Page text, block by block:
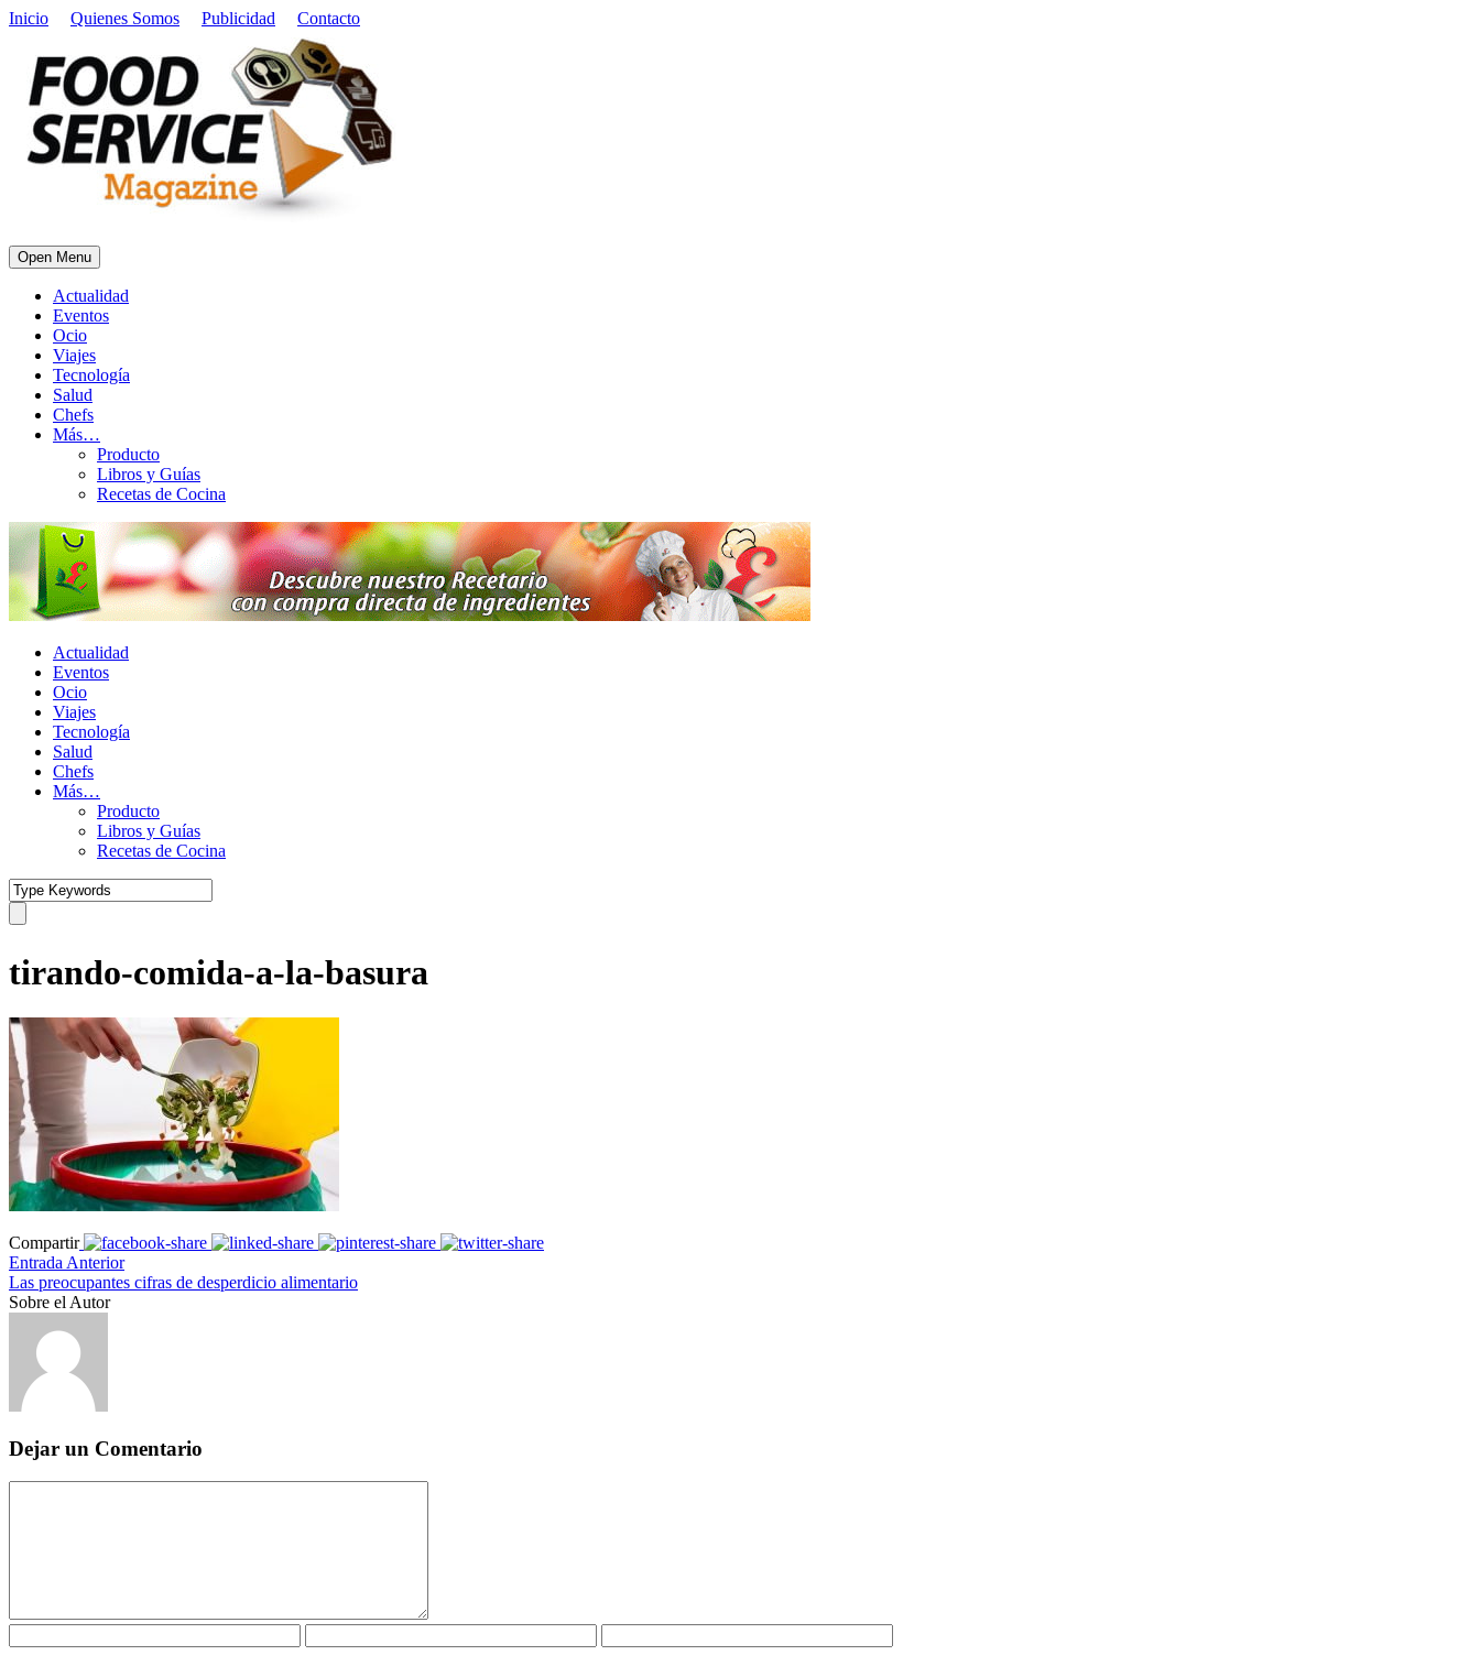
Inicio Quienes Somos Publicidad Contacto
Open Menu
Actualidad
Eventos
Ocio
Viajes
Tecnología
Salud
Chefs
Más…
Producto
Libros y Guías
Recetas de Cocina
Actualidad
Eventos
Ocio
Viajes
Tecnología
Salud
Chefs
Más…
Producto
Libros y Guías
Recetas de Cocina
tirando-comida-a-la-basura
Compartir
Entrada Anterior
Las preocupantes cifras de desperdicio alimentario
Sobre el Autor
Dejar un Comentario